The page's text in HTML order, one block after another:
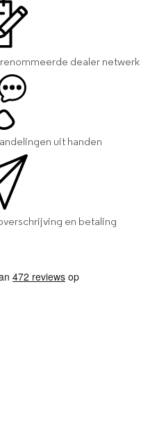
dealer netwerk
uit handen
en betaling